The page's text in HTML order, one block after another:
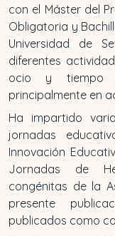
con el Máster del
Obligatoria y
Universidad de
diferentes
ocio y tiempo
principalmente en
Ha impartido
jornadas
Innovación
Jornadas de
congénitas de la
presente
publicados como